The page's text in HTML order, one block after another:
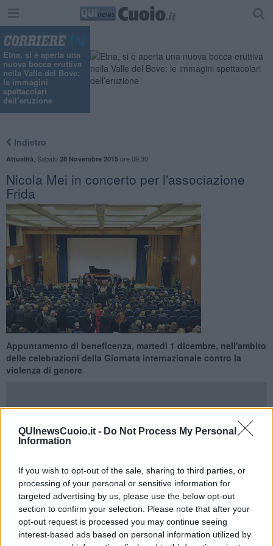
QUInewsCuoio.it - Do Not Process My Personal
Information
If you wish to opt-out of the sale, sharing to third parties, or
processing of your personal or sensitive information for
targeted advertising by us, please use the below opt-out
section to confirm your selection. Please note that after your
opt-out request is processed you may continue seeing
interest-based ads based on personal information utilized by
Etna, si è aperta una
nuova bocca eruttiva
nella Valle del Bove:
le immagini
spettacolari
dell’eruzione
Indietro
Attualità Sabato 28 Novembre 2015ore 09:30
Nicola Mei in concerto per l'associazione
Frida
Appuntamento di beneficenza, martedì 1 dicembre, nell'ambito
delle celebrazioni della Giornata internazionale contro la
violenza di genere
SAN MINIATO —
Perché la musica è cultura e divertimento e perché il ricavato
della serata sarà devoluto all'associazione Frida, che combatte
la violenza di genere aiutando le persone che la subiscono e anche
promuovendo una cultura di parità e rispetto.